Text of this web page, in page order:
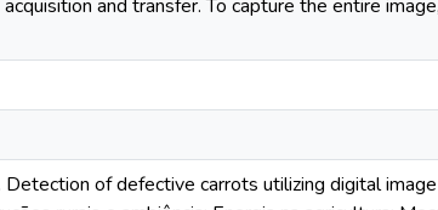
and transfer. To capture the entire
of defective carrots utilizing digital